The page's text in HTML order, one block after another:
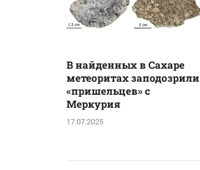
В найденных в Сахаре
метеоритах заподозрили
«пришельцев» с
Меркурия
17.07.2025